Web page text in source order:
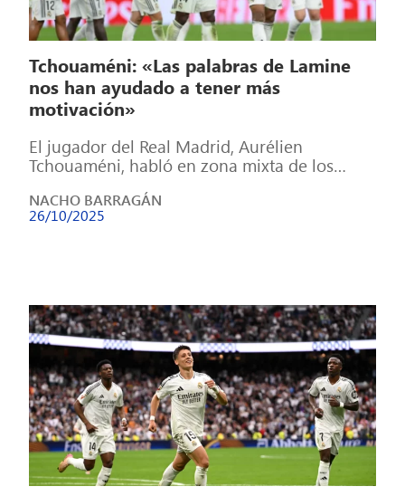
Tchouaméni: «Las palabras de Lamine
nos han ayudado a tener más
motivación»
El jugador del Real Madrid, Aurélien
Tchouaméni, habló en zona mixta de los
NACHO BARRAGÁN
26/10/2025